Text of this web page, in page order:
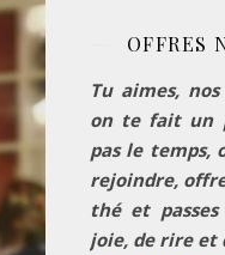
OFFRES
Tu aimes,
on te fait un
pas le temps,
rejoindre,
thé et
joie, de rire et